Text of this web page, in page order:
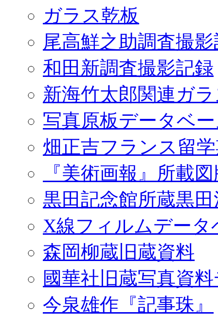
ガラス乾板
尾高鮮之助調査撮
和田新調査撮影記録
新海竹太郎関連ガ
写真原板データベ
畑正吉フランス留
『美術画報』所載
黒田記念館所蔵黒
X線フィルムデータ
森岡柳蔵旧蔵資料
國華社旧蔵写真資
今泉雄作『記事珠』